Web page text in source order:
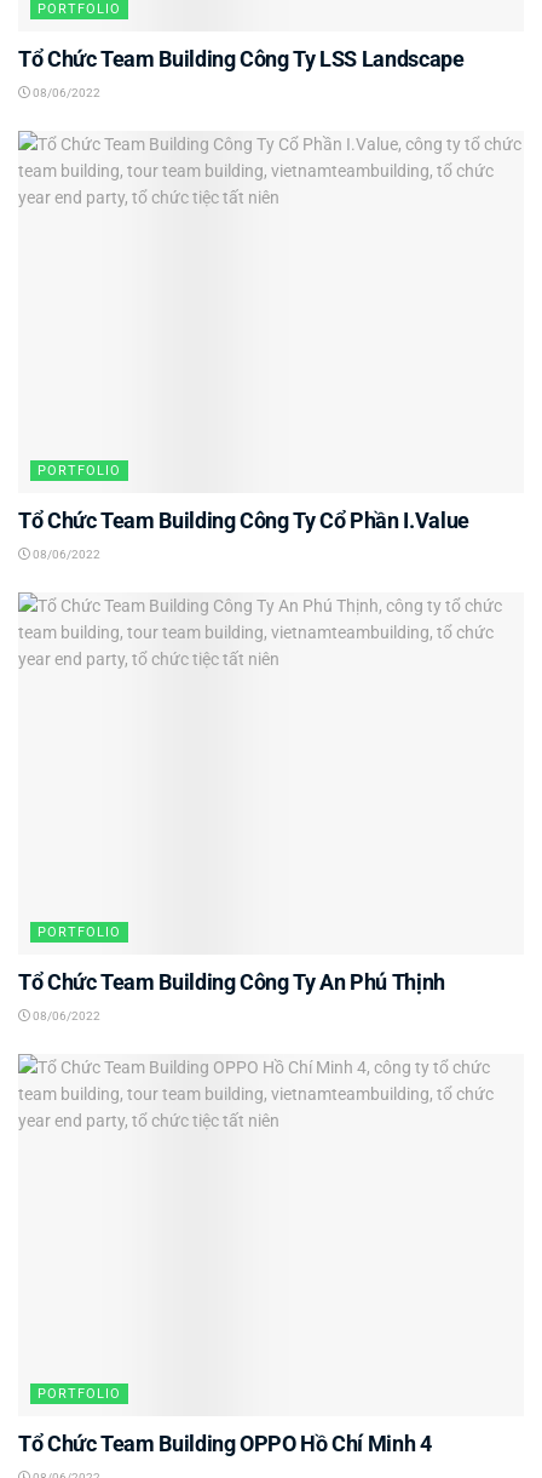
PORTFOLIO
Tổ Chức Team Building Công Ty LSS Landscape
08/06/2022
PORTFOLIO
Tổ Chức Team Building Công Ty Cổ Phần I.Value
08/06/2022
PORTFOLIO
Tổ Chức Team Building Công Ty An Phú Thịnh
08/06/2022
PORTFOLIO
Tổ Chức Team Building OPPO Hồ Chí Minh 4